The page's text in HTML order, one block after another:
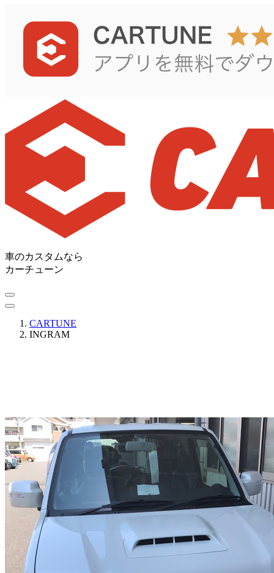
車のカスタムなら
カーチューン
CARTUNE
INGRAM